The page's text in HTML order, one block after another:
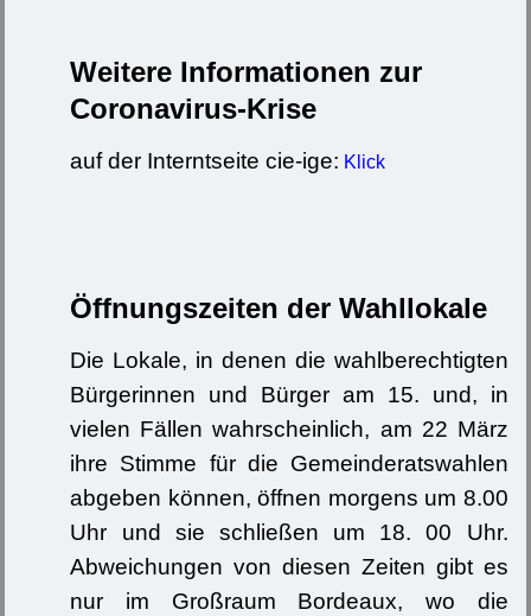
Weitere Informationen zur
Coronavirus-Krise
auf der Interntseite cie-ige: Klick
Öffnungszeiten der Wahllokale
Die Lokale, in denen die wahlberechtigten
Bürgerinnen und Bürger am 15. und, in
vielen Fällen wahrscheinlich, am 22 März
ihre Stimme für die Gemeinderatswahlen
abgeben können, öffnen morgens um 8.00
Uhr und sie schließen um 18. 00 Uhr.
Abweichungen von diesen Zeiten gibt es
nur im Großraum Bordeaux, wo die